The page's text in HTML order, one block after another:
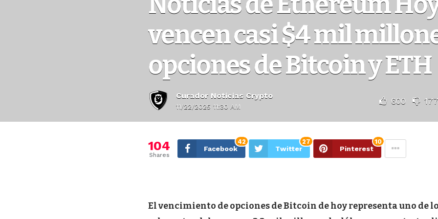
vencen casi $4 mil
opciones de Bitcoin y ETH
Curador Noticias Crypto
11/22/2025 11:30 AM
600 177
104
Shares
Facebook
42
Twitter
27
Pinterest
10
El vencimiento de opciones de Bitcoin de hoy representa uno de